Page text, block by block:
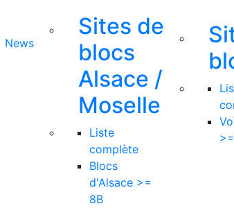
News
Sites de
blocs
Alsace /
Moselle
Liste
complète
Blocs
d'Alsace >=
8B